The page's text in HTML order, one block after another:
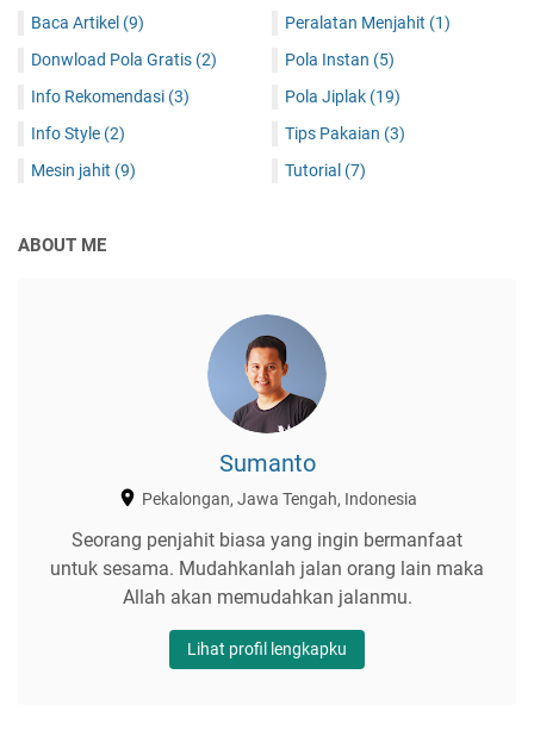
Baca Artikel (9)
Donwload Pola Gratis (2)
Info Rekomendasi (3)
Info Style (2)
Mesin jahit (9)
Peralatan Menjahit (1)
Pola Instan (5)
Pola Jiplak (19)
Tips Pakaian (3)
Tutorial (7)
ABOUT ME
Sumanto
Pekalongan, Jawa Tengah, Indonesia
Seorang penjahit biasa yang ingin bermanfaat
untuk sesama. Mudahkanlah jalan orang lain maka
Allah akan memudahkan jalanmu.
Lihat profil lengkapku